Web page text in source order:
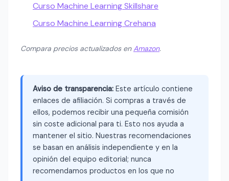
Curso Machine Learning Skillshare
Curso Machine Learning Crehana
Compara precios actualizados enAmazon.
Aviso de transparencia: Este artículo contiene
enlaces de afiliación. Si compras a través de
ellos, podemos recibir una pequeña comisión
sin coste adicional para ti. Esto nos ayuda a
mantener el sitio. Nuestras recomendaciones
se basan en análisis independiente y en la
opinión del equipo editorial; nunca
recomendamos productos en los que no